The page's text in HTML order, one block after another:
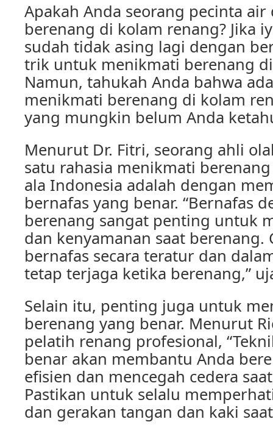
Apakah Anda seorang pecinta air
berenang di kolam renang? Jika
sudah tidak asing lagi dengan
trik untuk menikmati berenang
Namun, tahukah Anda bahwa
menikmati berenang di kolam
yang mungkin belum Anda
Menurut Dr. Fitri, seorang ahli
satu rahasia menikmati
ala Indonesia adalah dengan
bernafas yang benar. “Bernafas
berenang sangat penting untuk
dan kenyamanan saat berenang.
bernafas secara teratur dan
tetap terjaga ketika berenang,”
Selain itu, penting juga untuk
berenang yang benar. Menurut
pelatih renang profesional,
benar akan membantu Anda
efisien dan mencegah cedera
Pastikan untuk selalu
dan gerakan tangan dan kaki